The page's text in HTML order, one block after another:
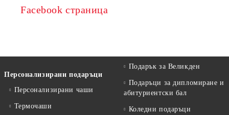
Facebook страница
Персонализирани подаръци
Персонализирани чаши
Термочаши
Подарък за Великден
Подаръци за дипломиране и
абитуриентски бал
Коледни подаръци